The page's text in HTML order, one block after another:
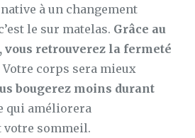
à un changement
le sur matelas. Grâce au
vous retrouverez la fermeté
Votre corps sera mieux
bougerez moins durant
qui améliorera
votre sommeil.